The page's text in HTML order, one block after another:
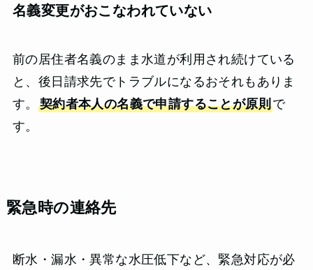
名義変更がおこなわれていない
前の居住者名義のまま水道が利用され続けている
と、後日請求先でトラブルになるおそれもありま
す。 契約者本人の名義で申請することが原則で
す。
緊急時の連絡先
断水・漏水・異常な水圧低下など、緊急対応が必